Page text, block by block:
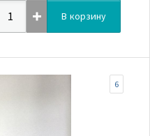
В корзину
6